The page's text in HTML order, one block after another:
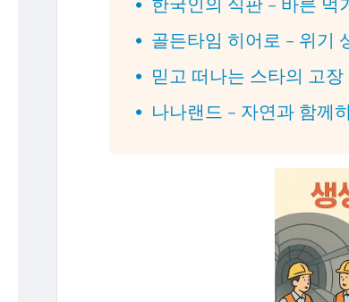
골든타임 히어로 – 위기
믿고 떠나는 스타의 고
나나랜드 – 자연과 함께